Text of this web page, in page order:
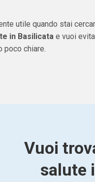
utile quando stai
in Basilicatae vuoi
poco chiare.
Vuoi
salute